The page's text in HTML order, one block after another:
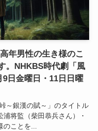
年男性の生き様のこ
。NHKBS時代劇「風
日金曜日・11日日曜
～銀漢の賦～」のタイトル
将監（柴田恭兵さん）・
のことを...